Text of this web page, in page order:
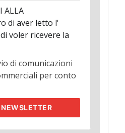
ALLA
di aver letto l'
voler ricevere la
di comunicazioni
per conto